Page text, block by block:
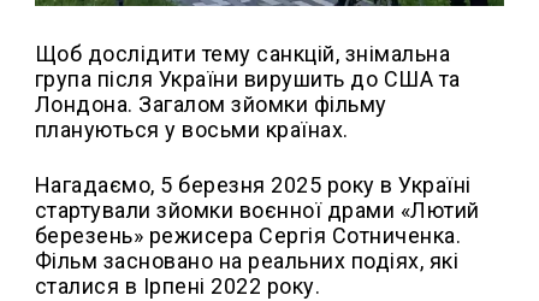
Щоб дослідити тему санкцій, знімальна
група після України вирушить до США та
Лондона. Загалом зйомки фільму
плануються у восьми країнах.
Нагадаємо, 5 березня 2025 року в Україні
стартували зйомки воєнної драми «Лютий
березень» режисера Сергія Сотниченка.
Фільм засновано на реальних подіях, які
сталися в Ірпені 2022 року.